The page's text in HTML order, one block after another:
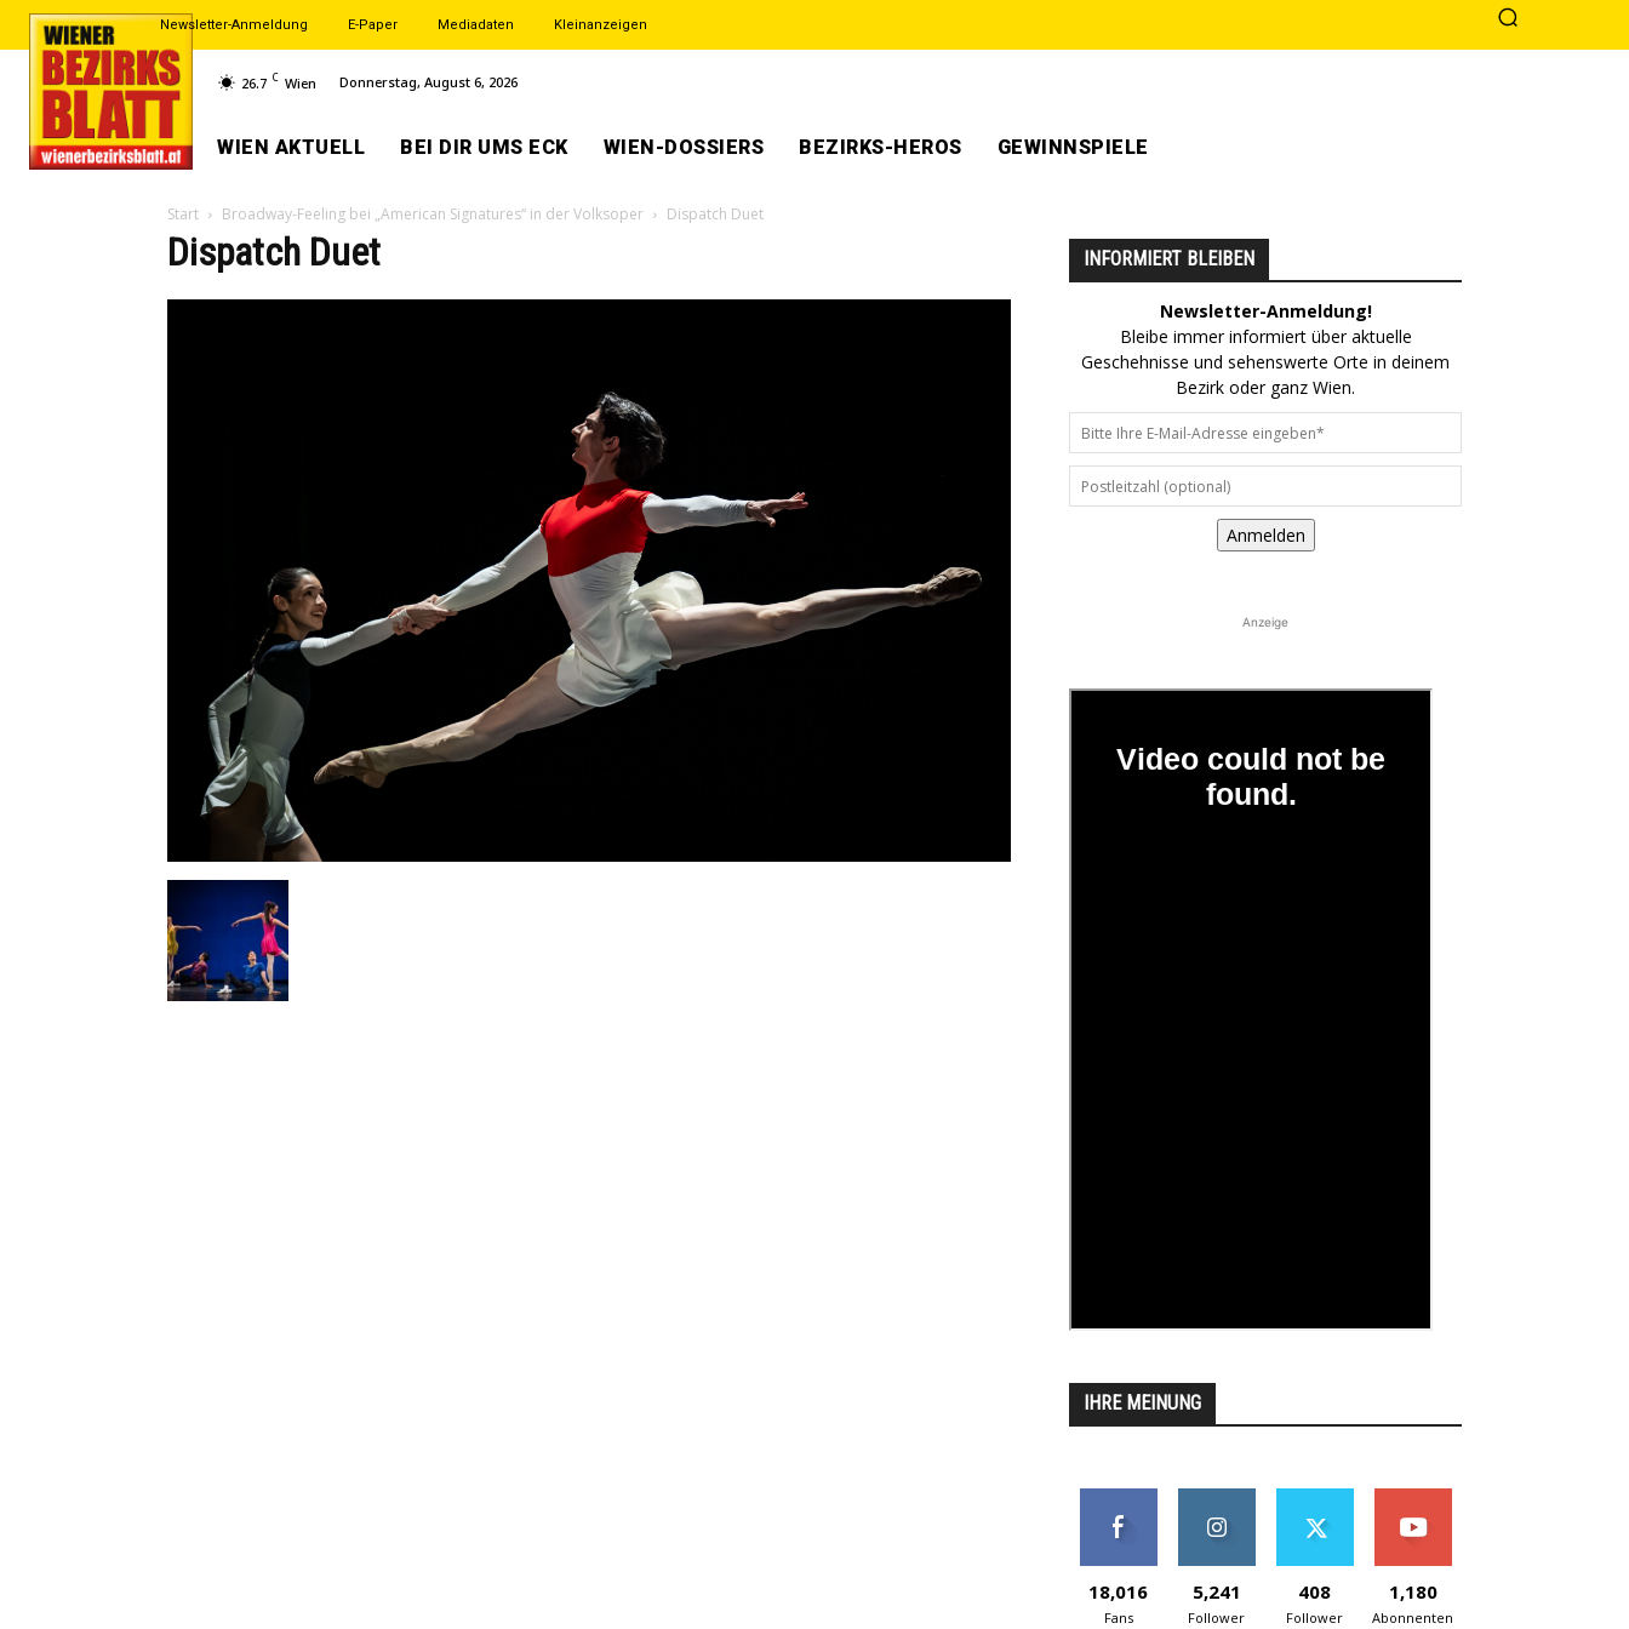
Newsletter-Anmeldung E-Paper Mediadaten Kleinanzeigen
26.7 C Wien Donnerstag, August 6, 2026
WIEN AKTUELL BEI DIR UMS ECK WIEN-DOSSIERS BEZIRKS-HEROS GEWINNSPIELE
Start Broadway-Feeling bei „American Signatures“ in der Volksoper Dispatch Duet
Dispatch Duet INFORMIERT BLEIBEN
Newsletter-Anmeldung!
Bleibe immer informiert über aktuelle
Geschehnisse und sehenswerte Orte in deinem
Bezirk oder ganz Wien.
Anmelden
Anzeige
IHRE MEINUNG
18,016
Fans
5,241
Follower
408
Follower
1,180
Abonnenten